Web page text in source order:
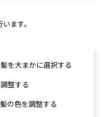
ます。
を大まかに選択する
整する
の色を調整する